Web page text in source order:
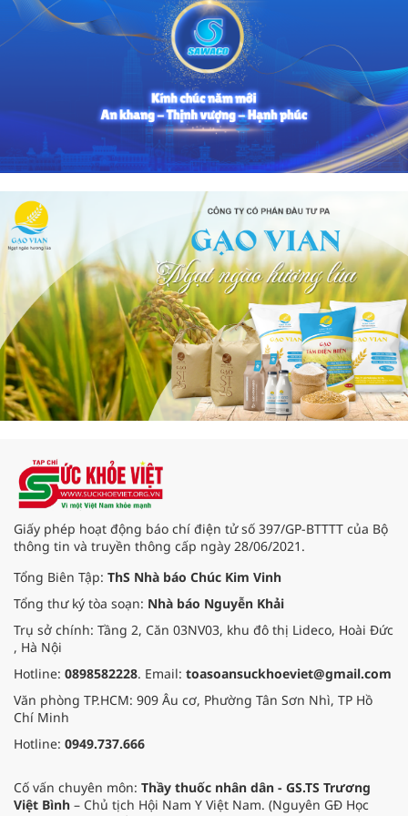
Giấy phép hoạt động báo chí điện tử số 397/GP-BTTTT của Bộ
thông tin và truyền thông cấp ngày 28/06/2021.
Tổng Biên Tập: ThS Nhà báo Chúc Kim Vinh
Tổng thư ký tòa soạn: Nhà báo Nguyễn Khải
Trụ sở chính: Tầng 2, Căn 03NV03, khu đô thị Lideco, Hoài Đức
, Hà Nội
Hotline: 0898582228. Email: toasoansuckhoeviet@gmail.com
Văn phòng TP.HCM: 909 Âu cơ, Phường Tân Sơn Nhì, TP Hồ
Chí Minh
Hotline: 0949.737.666
Cố vấn chuyên môn: Thầy thuốc nhân dân - GS.TS Trương
Việt Bình – Chủ tịch Hội Nam Y Việt Nam. (Nguyên GĐ Học